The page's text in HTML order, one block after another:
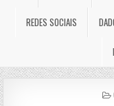
REDES SOCIAIS